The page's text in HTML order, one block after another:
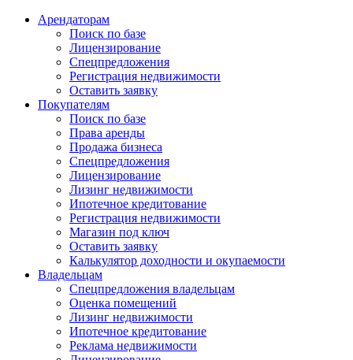
Арендаторам
Поиск по базе
Лицензирование
Спецпредложения
Регистрация недвижимости
Оставить заявку
Покупателям
Поиск по базе
Права аренды
Продажа бизнеса
Спецпредложения
Лицензирование
Лизинг недвижимости
Ипотечное кредитование
Регистрация недвижимости
Магазин под ключ
Оставить заявку
Калькулятор доходности и окупаемости
Владельцам
Спецпредложения владельцам
Оценка помещений
Лизинг недвижимости
Ипотечное кредитование
Реклама недвижимости